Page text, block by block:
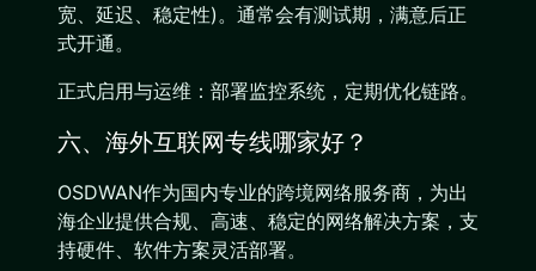
宽、延迟、稳定性)。通常会有测试期，满意后正
式开通。
正式启用与运维：部署监控系统，定期优化链路。
六、海外互联网专线哪家好？
OSDWAN作为国内专业的跨境网络服务商，为出
海企业提供合规、高速、稳定的网络解决方案，支
持硬件、软件方案灵活部署。